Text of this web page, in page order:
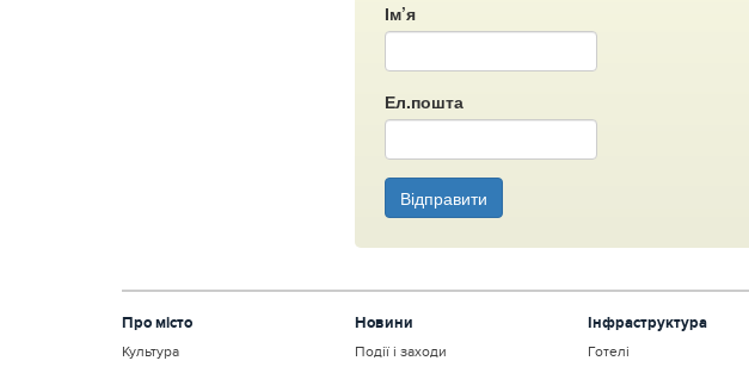
Ім’я
Ел.пошта
Відправити
Про місто
Культура
Новини
Події і заходи
Інфраструктура
Готелі